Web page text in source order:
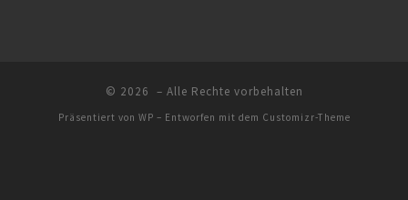
© 2026 – Alle Rechte vorbehalten
Präsentiert von WP – Entworfen mit dem Customizr-Theme